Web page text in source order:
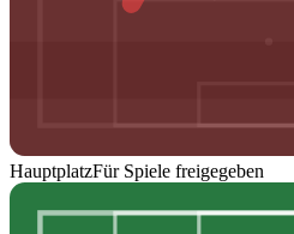
HauptplatzFür Spiele freigegeben